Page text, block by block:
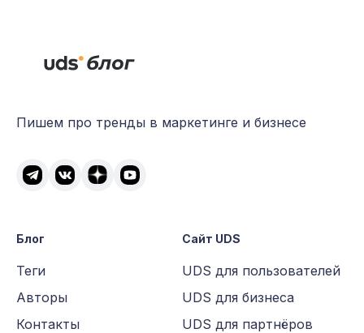
Пишем про тренды в маркетинге и бизнесе
Блог
Теги
Авторы
Контакты
Сайт UDS
UDS для пользователей
UDS для бизнеса
UDS для партнёров